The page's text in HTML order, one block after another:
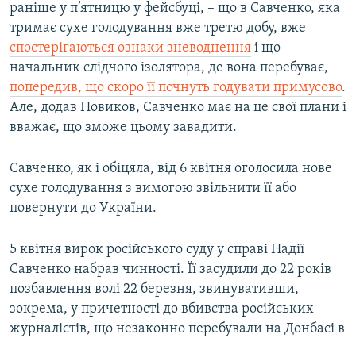
раніше у п’ятницю у фейсбуці, – що в Савченко, яка
тримає сухе голодування вже третю добу, вже
спостерігаються ознаки зневоднення і що
начальник слідчого ізолятора, де вона перебуває,
попередив, що скоро її почнуть годувати примусово.
Але, додав Новиков, Савченко має на це свої плани і
вважає, що зможе цьому завадити.
Савченко, як і обіцяла, від 6 квітня оголосила нове
сухе голодування з вимогою звільнити її або
повернути до України.
5 квітня вирок російського суду у справі Надії
Савченко набрав чинності. Її засудили до 22 років
позбавлення волі 22 березня, звинувативши,
зокрема, у причетності до вбивства російських
журналістів, що незаконно перебували на Донбасі в